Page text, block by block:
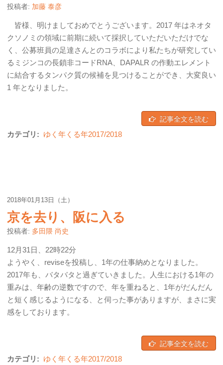
投稿者: 加藤 泰彦
皆様、明けましておめでとうございます。2017 年はネオタ
クソノミの領域に前期に続いて採択していただいただけでな
く、公募班員の足達さんとのコラボにより私たちが研究してい
るミジンコの長鎖非コードRNA、DAPALR の作動エレメント
に結合するタンパク質の候補を見つけることができ、大変良い
1 年となりました。
記事全文を読む
カテゴリ: ゆく年くる年2017/2018
2018年01月13日（土）
京を去り、阪に入る
投稿者: 多田隈 尚史
12月31日、22時22分
ようやく、reviseを投稿し、1年の仕事納めとなりました。
2017年も、バタバタと過ぎていきました。人生における1年の
重みは、年齢の逆数ですので、年を重ねると、1年がだんだん
と短く感じるようになる、と伺った事がありますが、まさに実
感をしております。
記事全文を読む
カテゴリ: ゆく年くる年2017/2018